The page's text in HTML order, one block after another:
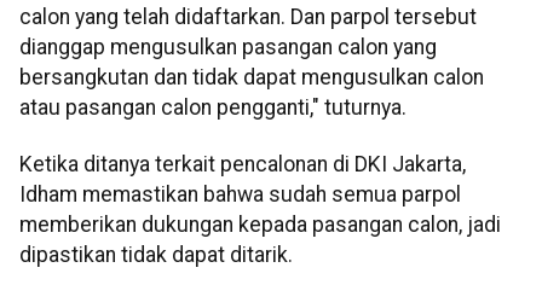
calon yang telah didaftarkan. Dan parpol tersebut
dianggap mengusulkan pasangan calon yang
bersangkutan dan tidak dapat mengusulkan calon
atau pasangan calon pengganti," tuturnya.
Ketika ditanya terkait pencalonan di DKI Jakarta,
Idham memastikan bahwa sudah semua parpol
memberikan dukungan kepada pasangan calon, jadi
dipastikan tidak dapat ditarik.